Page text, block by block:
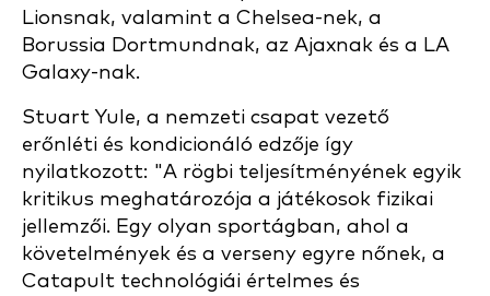
Lionsnak, valamint a Chelsea-nek, a
Borussia Dortmundnak, az Ajaxnak és a LA
Galaxy-nak.
Stuart Yule, a nemzeti csapat vezető
erőnléti és kondicionáló edzője így
nyilatkozott: "A rögbi teljesítményének egyik
kritikus meghatározója a játékosok fizikai
jellemzői. Egy olyan sportágban, ahol a
követelmények és a verseny egyre nőnek, a
Catapult technológiái értelmes és